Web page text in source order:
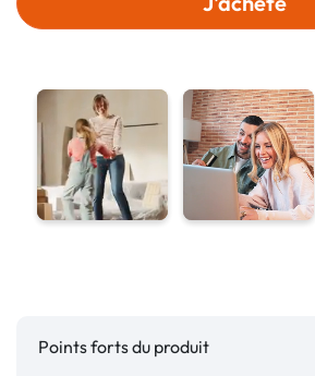
Points forts du produit